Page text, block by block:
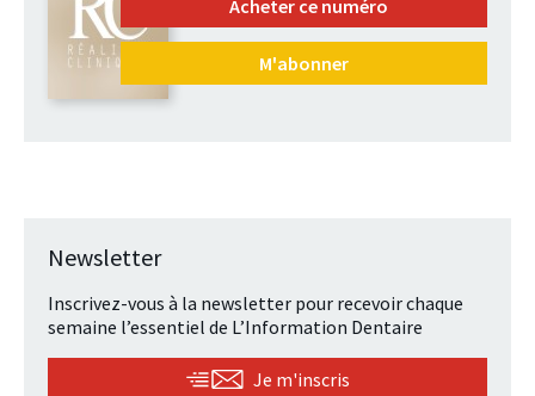
Acheter ce numéro
M'abonner
Newsletter
Inscrivez-vous à la newsletter pour recevoir chaque
semaine l’essentiel de L’Information Dentaire
Je m'inscris